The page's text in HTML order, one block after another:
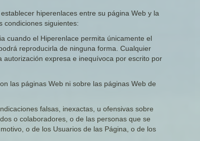
hiperenlaces entre su página Web y la
condiciones siguientes:
cuando el Hiperenlace permita únicamente el
reproducirla de ninguna forma. Cualquier
expresa e inequívoca por escrito por
las páginas Web ni sobre las páginas Web de
falsas, inexactas, u ofensivas sobre
o colaboradores, o de las personas que se
o de los Usuarios de las Página, o de los